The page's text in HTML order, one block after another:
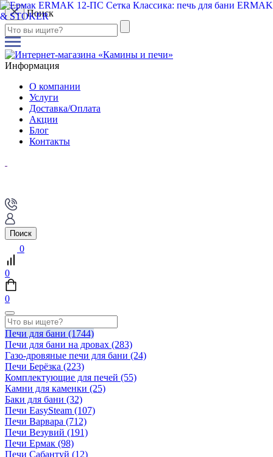
Поиск
Информация
О компании
Услуги
Доставка/Оплата
Акции
Блог
Контакты
Поиск
0
0
0
Печи для бани (1744)
Печи для бани на дровах (283)
Газо-дровяные печи для бани (24)
Печи Берёзка (223)
Комплектующие для печей (55)
Камни для каменки (25)
Баки для бани (32)
Печи EasySteam (107)
Печи Варвара (712)
Печи Везувий (191)
Печи Ермак (98)
Печи Сабантуй (12)